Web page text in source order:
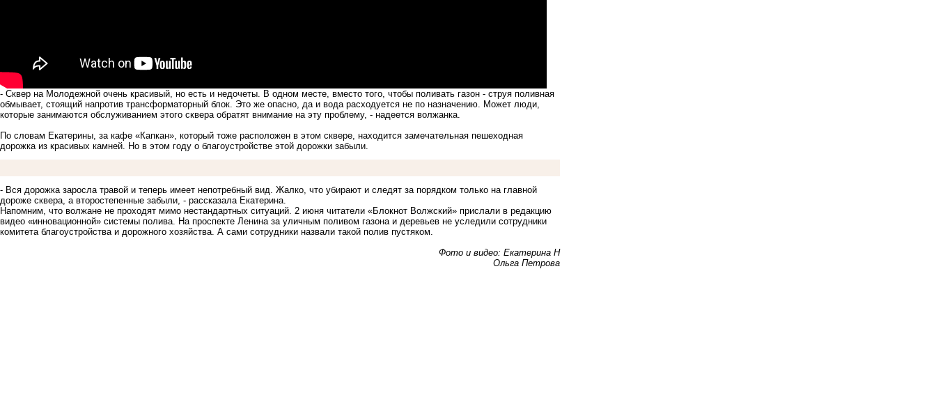
- Сквер на Молодежной очень красивый, но есть и недочеты. В одном месте, вместо того, чтобы поливать газон - струя поливная
обмывает, стоящий напротив трансформаторный блок. Это же опасно, да и вода расходуется не по назначению. Может люди,
которые занимаются обслуживанием этого сквера обратят внимание на эту проблему, - надеется волжанка.
По словам Екатерины, за кафе «Капкан», который тоже расположен в этом сквере, находится замечательная пешеходная
дорожка из красивых камней. Но в этом году о благоустройстве этой дорожки забыли.
- Вся дорожка заросла травой и теперь имеет непотребный вид. Жалко, что убирают и следят за порядком только на главной
дороже сквера, а второстепенные забыли, - рассказала Екатерина.
Напомним, что волжане не проходят мимо нестандартных ситуаций. 2 июня читатели «Блокнот Волжский» прислали в редакцию
видео «инновационной» системы полива. На проспекте Лениназа уличным поливом газона и деревьев не уследили сотрудники
комитета благоустройства и дорожного хозяйства. А сами сотрудники назвали такой полив пустяком.
Фото и видео: Екатерина Н
Ольга Петрова